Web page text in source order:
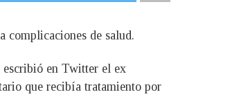
complicaciones de salud.
escribió en Twitter el ex
que recibía tratamiento por